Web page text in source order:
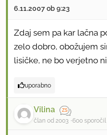
6.11.2007 ob 9:23
Zdaj sem pa kar lačna
zelo dobro, obožujem
lisičke, ne bo verjetno
uporabno
Vilina
član od 2003 600 sporočil